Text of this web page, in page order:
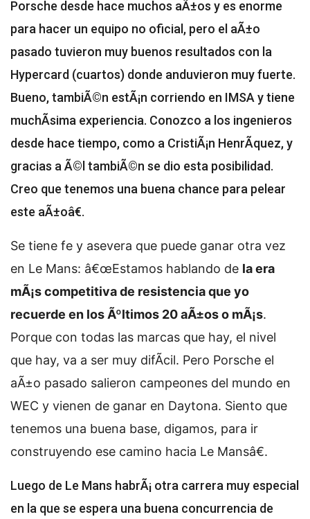
Porsche desde hace muchos aÃ±os y es enorme
para hacer un equipo no oficial, pero el aÃ±o
pasado tuvieron muy buenos resultados con la
Hypercard (cuartos) donde anduvieron muy fuerte.
Bueno, tambiÃ©n estÃ¡n corriendo en IMSA y tiene
muchÃ­sima experiencia. Conozco a los ingenieros
desde hace tiempo, como a CristiÃ¡n HenrÃ­quez, y
gracias a Ã©l tambiÃ©n se dio esta posibilidad.
Creo que tenemos una buena chance para pelear
este aÃ±oâ€.
Se tiene fe y asevera que puede ganar otra vez
en Le Mans: â€œEstamos hablando de la era
mÃ¡s competitiva de resistencia que yo
recuerde en los Ãºltimos 20 aÃ±os o mÃ¡s.
Porque con todas las marcas que hay, el nivel
que hay, va a ser muy difÃ­cil. Pero Porsche el
aÃ±o pasado salieron campeones del mundo en
WEC y vienen de ganar en Daytona. Siento que
tenemos una buena base, digamos, para ir
construyendo ese camino hacia Le Mansâ€.
Luego de Le Mans habrÃ¡ otra carrera muy especial
en la que se espera una buena concurrencia de